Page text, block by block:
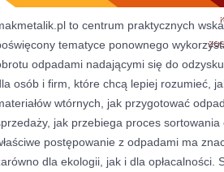
to centrum praktycznych
tematyce ponownego
odpadami nadającymi się do
osób i firm, które chcą lepiej rozumieć,
wtórnych, jak przygotować
jak przebiega proces sortowania
postępowanie z odpadami ma
dla ekologii, jak i dla opłacalności.